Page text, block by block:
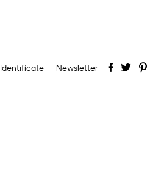
Identifícate Newsletter